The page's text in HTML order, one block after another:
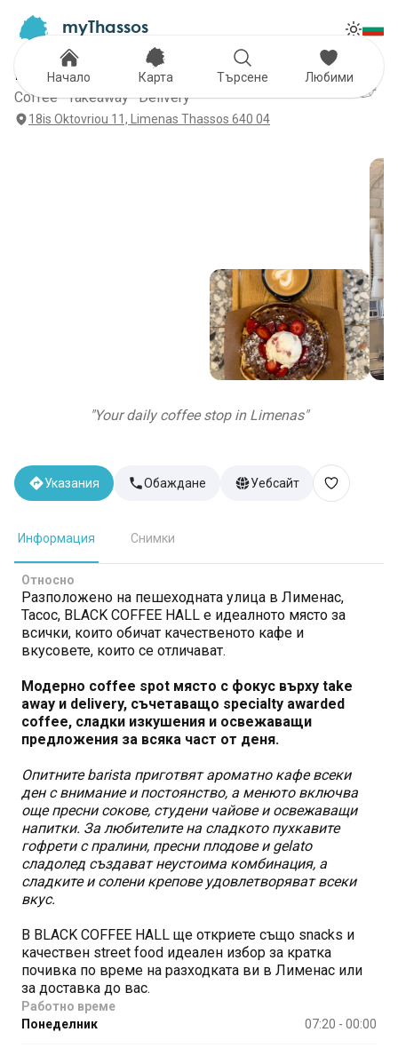
myThassos
Black Coffee Hall
Coffee · Takeaway · Delivery
18is Oktovriou 11, Limenas Thassos 640 04
"Your daily coffee stop in Limenas"
Указания Обаждане Уебсайт
Информация Снимки
Относно
Разположено на пешеходната улица в Лименас,
Тасос, BLACK COFFEE HALL е идеалното място за
всички, които обичат качественото кафе и
вкусовете, които се отличават.
Модерно coffee spot място с фокус върху take
away и delivery, съчетаващо specialty awarded
coffee, сладки изкушения и освежаващи
предложения за всяка част от деня.
Опитните barista приготвят ароматно кафе всеки
ден с внимание и постоянство, а менюто включва
още пресни сокове, студени чайове и освежаващи
напитки. За любителите на сладкото пухкавите
гофрети с пралини, пресни плодове и gelato
сладолед създават неустоима комбинация, а
сладките и солени крепове удовлетворяват всеки
вкус.
В BLACK COFFEE HALL ще откриете също snacks и
качествен street food идеален избор за кратка
почивка по време на разходката ви в Лименас или
за доставка до вас.
Работно време
Понеделник
07:20 - 00:00
Начало Карта Търсене Любими